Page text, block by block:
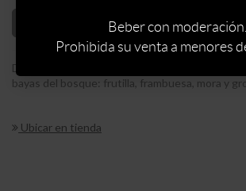
AÑADIR AL CARRITO
Deliciosa infusión frutal que combina sabores
bayas del bosque: frutilla, frambuesa, mora y
Ubicar en tienda
Beber con moderación.
Prohibida su venta a menores